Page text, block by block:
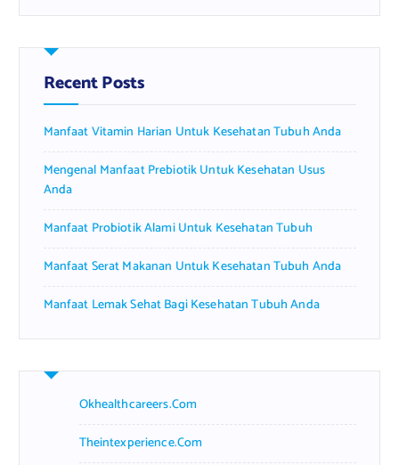
r
h
f
o
:
Recent Posts
Manfaat Vitamin Harian Untuk Kesehatan Tubuh Anda
Mengenal Manfaat Prebiotik Untuk Kesehatan Usus
Anda
Manfaat Probiotik Alami Untuk Kesehatan Tubuh
Manfaat Serat Makanan Untuk Kesehatan Tubuh Anda
Manfaat Lemak Sehat Bagi Kesehatan Tubuh Anda
Okhealthcareers.com
Theintexperience.com